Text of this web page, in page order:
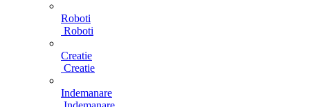
Roboti
Roboti
Creatie
Creatie
Indemanare